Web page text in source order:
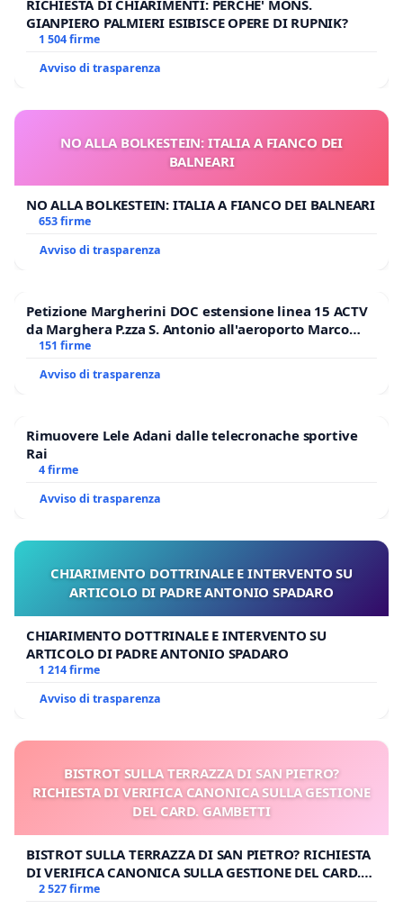
RICHIESTA DI CHIARIMENTI: PERCHE' MONS.
GIANPIERO PALMIERI ESIBISCE OPERE DI RUPNIK?
1 504 firme
Avviso di trasparenza
NO ALLA BOLKESTEIN: ITALIA A FIANCO DEI
BALNEARI
NO ALLA BOLKESTEIN: ITALIA A FIANCO DEI BALNEARI
653 firme
Avviso di trasparenza
Petizione Margherini DOC estensione linea 15 ACTV
da Marghera P.zza S. Antonio all'aeroporto Marco
Polo tariffa a € 1,50
151 firme
Avviso di trasparenza
Rimuovere Lele Adani dalle telecronache sportive
Rai
4 firme
Avviso di trasparenza
CHIARIMENTO DOTTRINALE E INTERVENTO SU
ARTICOLO DI PADRE ANTONIO SPADARO
CHIARIMENTO DOTTRINALE E INTERVENTO SU
ARTICOLO DI PADRE ANTONIO SPADARO
1 214 firme
Avviso di trasparenza
BISTROT SULLA TERRAZZA DI SAN PIETRO?
RICHIESTA DI VERIFICA CANONICA SULLA GESTIONE
DEL CARD. GAMBETTI
BISTROT SULLA TERRAZZA DI SAN PIETRO? RICHIESTA
DI VERIFICA CANONICA SULLA GESTIONE DEL CARD.
GAMBETTI
2 527 firme